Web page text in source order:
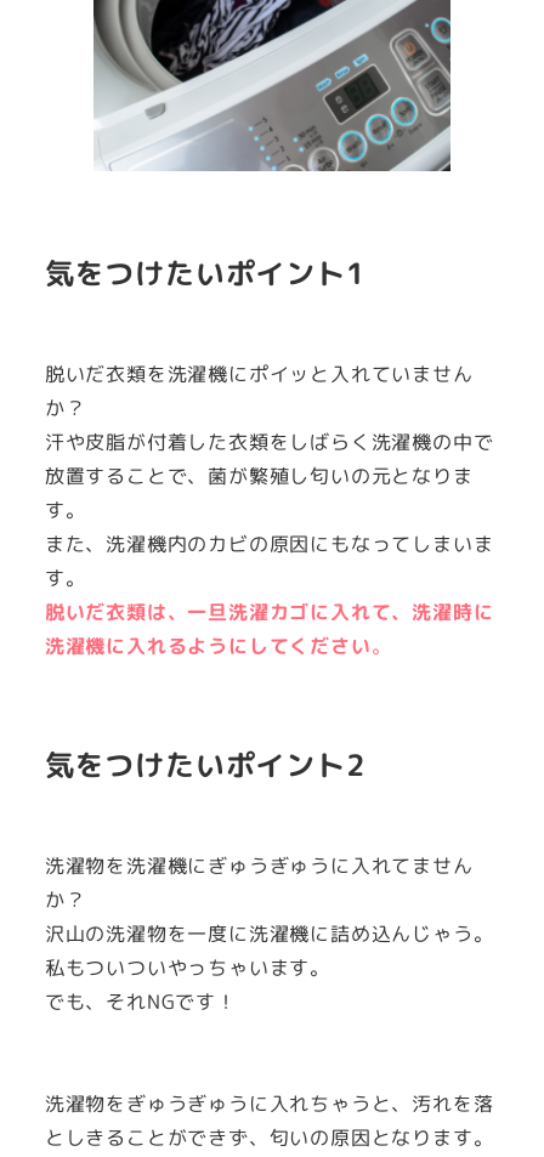
気をつけたいポイント1
脱いだ衣類を洗濯機にポイッと入れていません
か？
汗や皮脂が付着した衣類をしばらく洗濯機の中で
放置することで、菌が繁殖し匂いの元となりま
す。
また、洗濯機内のカビの原因にもなってしまいま
す。
脱いだ衣類は、一旦洗濯カゴに入れて、洗濯時に
洗濯機に入れるようにしてください。
気をつけたいポイント2
洗濯物を洗濯機にぎゅうぎゅうに入れてません
か？
沢山の洗濯物を一度に洗濯機に詰め込んじゃう。
私もついついやっちゃいます。
でも、それNGです！
洗濯物をぎゅうぎゅうに入れちゃうと、汚れを落
としきることができず、匂いの原因となります。